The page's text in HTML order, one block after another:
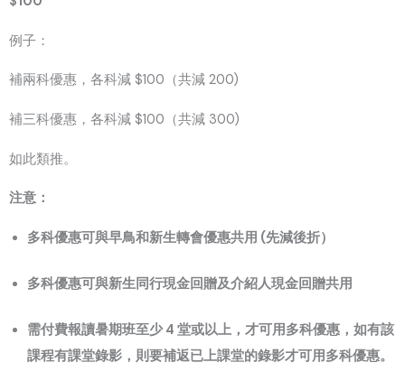
例子：
補兩科優惠，各科減 $100（共減 200)
補三科優惠，各科減 $100（共減 300)
如此類推。
注意：
多科優惠可與早鳥和新生轉會優惠共用 (先減後折）
多科優惠可與新生同行現金回贈及介紹人現金回贈共用
需付費報讀暑期班至少 4 堂或以上，才可用多科優惠，如有該
課程有課堂錄影，則要補返已上課堂的錄影才可用多科優惠。